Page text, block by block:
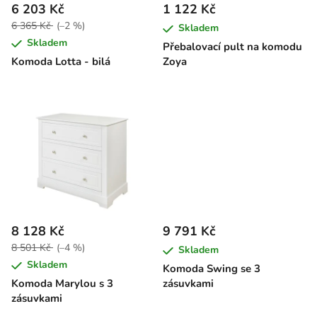
o
d
u
Komoda Lotta - bilá
6 203 Kč
6 365 Kč (–2 %)
Skladem
Přebalovací pult na komodu
Zoya
1 122 Kč
Skladem
Komoda Marylou s 3
zásuvkami
8 128 Kč
8 501 Kč (–4 %)
Skladem
Komoda Swing se 3
zásuvkami
9 791 Kč
Skladem